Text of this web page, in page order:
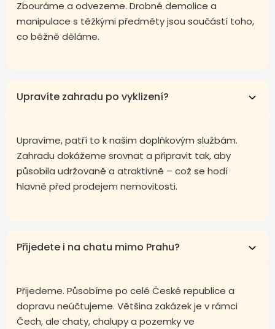
Zbouráme a odvezeme. Drobné demolice a
manipulace s těžkými předměty jsou součástí toho,
co běžně děláme.
Upravíte zahradu po vyklizení?
Upravíme, patří to k našim doplňkovým službám.
Zahradu dokážeme srovnat a připravit tak, aby
působila udržovaně a atraktivně – což se hodí
hlavně před prodejem nemovitosti.
Přijedete i na chatu mimo Prahu?
Přijedeme. Působíme po celé České republice a
dopravu neúčtujeme. Většina zakázek je v rámci
Čech, ale chaty, chalupy a pozemky ve